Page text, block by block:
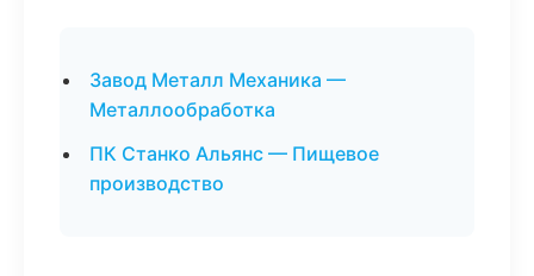
Завод Металл Механика —
Металлообработка
ПК Станко Альянс — Пищевое
производство